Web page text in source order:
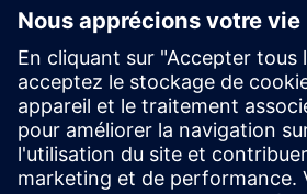
Contactez-nous au 1-800-547-
8000